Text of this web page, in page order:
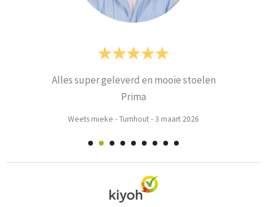
Alles super geleverd en mooie stoelen
Prima
Weets mieke -Turnhout- 3 maart 2026